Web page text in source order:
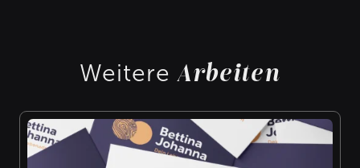
WeitereArbeiten